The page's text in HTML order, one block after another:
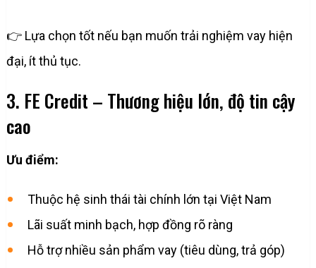
👉 Lựa chọn tốt nếu bạn muốn trải nghiệm vay hiện
đại, ít thủ tục.
3. FE Credit – Thương hiệu lớn, độ tin cậy
cao
Ưu điểm:
Thuộc hệ sinh thái tài chính lớn tại Việt Nam
Lãi suất minh bạch, hợp đồng rõ ràng
Hỗ trợ nhiều sản phẩm vay (tiêu dùng, trả góp)